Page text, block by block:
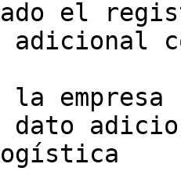
el
adicional
la empresa
dato